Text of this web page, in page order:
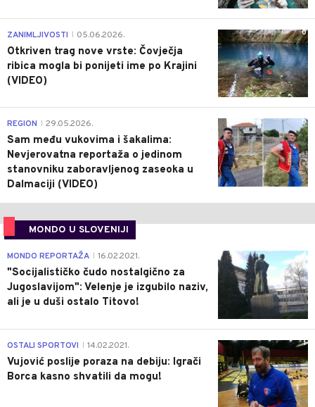
0
ZANIMLJIVOSTI 05.06.2026.
Otkriven trag nove vrste: Čovječja
ribica mogla bi ponijeti ime po Krajini
(VIDEO)
0
REGION 29.05.2026.
Sam među vukovima i šakalima:
Nevjerovatna reportaža o jedinom
stanovniku zaboravljenog zaseoka u
Dalmaciji (VIDEO)
MONDO U SLOVENIJI
4
MONDO REPORTAŽA 16.02.2021.
"Socijalističko čudo nostalgično za
Jugoslavijom": Velenje je izgubilo naziv,
ali je u duši ostalo Titovo!
1
OSTALI SPORTOVI 14.02.2021.
Vujović poslije poraza na debiju: Igrači
Borca kasno shvatili da mogu!